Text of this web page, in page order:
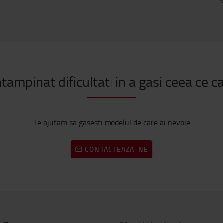
dificultati in a gasi ceea ce
Te ajutam sa gasesti modelul de care ai nevoie.
CONTACTEAZA-NE